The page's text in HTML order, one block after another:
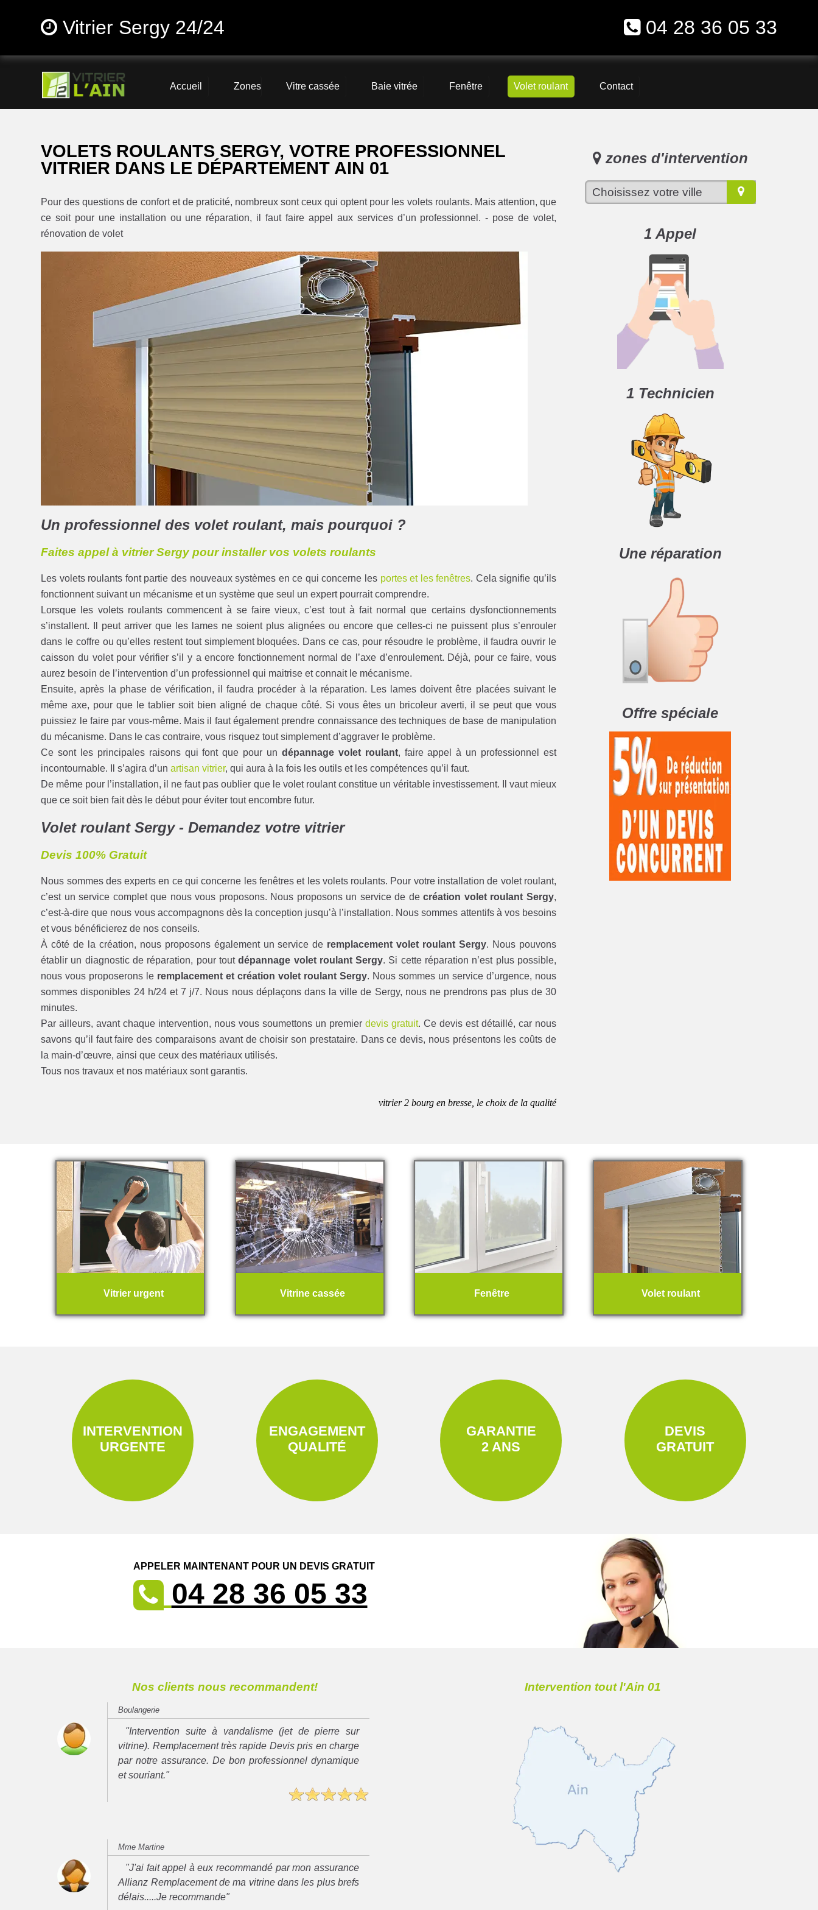
Vitrier Sergy 24/24 04 28 36 05 33
Accueil Zones Vitre cassée Baie vitrée Fenêtre Volet roulant Contact
VOLETS ROULANTS SERGY, VOTRE PROFESSIONNEL
VITRIER DANS LE DÉPARTEMENT AIN 01
Pour des questions de confort et de praticité, nombreux sont ceux qui optent pour les volets roulants. Mais attention, que
ce soit pour une installation ou une réparation, il faut faire appel aux services d’un professionnel. - pose de volet,
rénovation de volet
Un professionnel des volet roulant, mais pourquoi ?
Faites appel à vitrier Sergy pour installer vos volets roulants
Les volets roulants font partie des nouveaux systèmes en ce qui concerne les portes et les fenêtres. Cela signifie qu’ils
fonctionnent suivant un mécanisme et un système que seul un expert pourrait comprendre.
Lorsque les volets roulants commencent à se faire vieux, c’est tout à fait normal que certains dysfonctionnements
s’installent. Il peut arriver que les lames ne soient plus alignées ou encore que celles-ci ne puissent plus s’enrouler
dans le coffre ou qu’elles restent tout simplement bloquées. Dans ce cas, pour résoudre le problème, il faudra ouvrir le
caisson du volet pour vérifier s’il y a encore fonctionnement normal de l’axe d’enroulement. Déjà, pour ce faire, vous
aurez besoin de l’intervention d’un professionnel qui maitrise et connait le mécanisme.
Ensuite, après la phase de vérification, il faudra procéder à la réparation. Les lames doivent être placées suivant le
même axe, pour que le tablier soit bien aligné de chaque côté. Si vous êtes un bricoleur averti, il se peut que vous
puissiez le faire par vous-même. Mais il faut également prendre connaissance des techniques de base de manipulation
du mécanisme. Dans le cas contraire, vous risquez tout simplement d’aggraver le problème.
Ce sont les principales raisons qui font que pour un dépannage volet roulant, faire appel à un professionnel est
incontournable. Il s’agira d’unartisan vitrier, qui aura à la fois les outils et les compétences qu’il faut.
De même pour l’installation, il ne faut pas oublier que le volet roulant constitue un véritable investissement. Il vaut mieux
que ce soit bien fait dès le début pour éviter tout encombre futur.
Volet roulant Sergy - Demandez votre vitrier
Devis 100% Gratuit
Nous sommes des experts en ce qui concerne les fenêtres et les volets roulants. Pour votre installation de volet roulant,
c’est un service complet que nous vous proposons. Nous proposons un service de decréation volet roulant Sergy,
c’est-à-dire que nous vous accompagnons dès la conception jusqu’à l’installation. Nous sommes attentifs à vos besoins
et vous bénéficierez de nos conseils.
À côté de la création, nous proposons également un service de remplacement volet roulant Sergy. Nous pouvons
établir un diagnostic de réparation, pour toutdépannage volet roulant Sergy. Si cette réparation n’est plus possible,
nous vous proposerons le remplacement et création volet roulant Sergy. Nous sommes un service d’urgence, nous
sommes disponibles 24 h/24 et 7 j/7. Nous nous déplaçons dans la ville de Sergy, nous ne prendrons pas plus de 30
minutes.
Par ailleurs, avant chaque intervention, nous vous soumettons un premierdevis gratuit. Ce devis est détaillé, car nous
savons qu’il faut faire des comparaisons avant de choisir son prestataire. Dans ce devis, nous présentons les coûts de
la main-d’œuvre, ainsi que ceux des matériaux utilisés.
Tous nos travaux et nos matériaux sont garantis.
vitrier 2 bourg en bresse, le choix de la qualité
zones d'intervention
1 Appel
1 Technicien
Une réparation
Offre spéciale
Vitrier urgent Vitrine cassée Fenêtre Volet roulant
INTERVENTION
URGENTE
ENGAGEMENT
QUALITÉ
GARANTIE
2 ANS
DEVIS
GRATUIT
APPELER MAINTENANT POUR UN DEVIS GRATUIT
04 28 36 05 33
Nos clients nous recommandent!
Boulangerie
"Intervention suite à vandalisme (jet de pierre sur
vitrine). Remplacement très rapide Devis pris en charge
par notre assurance. De bon professionnel dynamique
et souriant."
Mme Martine
"J'ai fait appel à eux recommandé par mon assurance
Allianz Remplacement de ma vitrine dans les plus brefs
délais.....Je recommande"
Intervention tout l'Ain 01